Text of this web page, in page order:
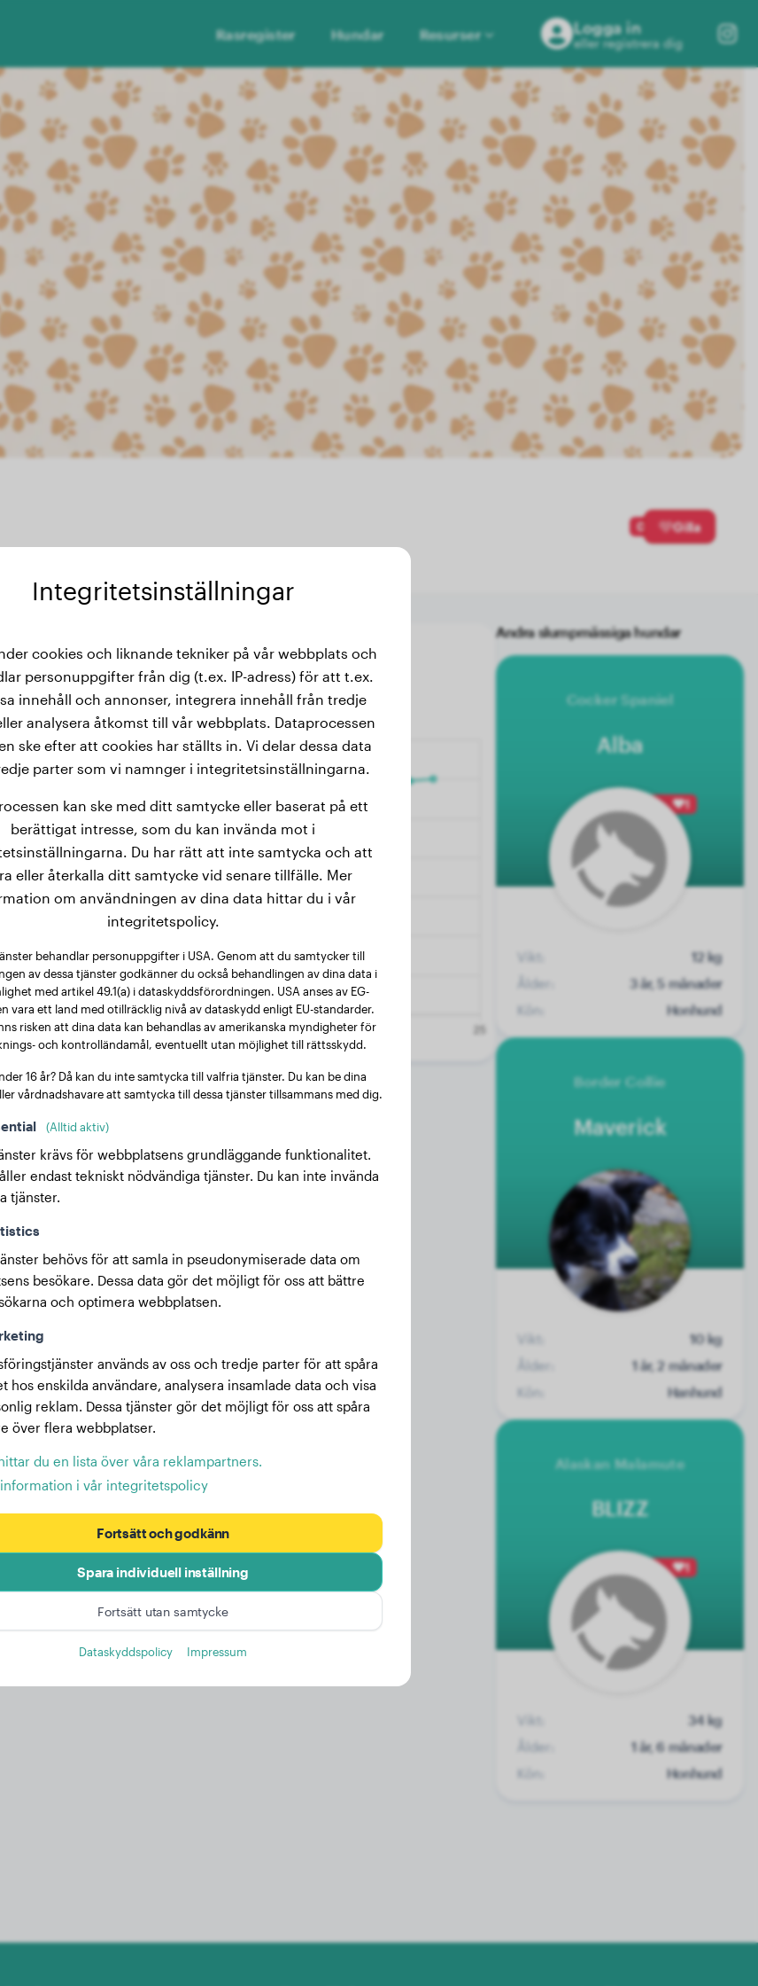
Rasregister Hundar Resurser Logga in
eller registrera dig
0 Gilla
Andra slumpmässiga hundar
Cocker Spaniel
Alba
1
Vikt:
12 kg
Ålder:
3 år, 5 månader
Kön:
Honhund
Border Collie
Maverick
Vikt:
10 kg
Ålder:
1 år, 2 månader
Kön:
Hanhund
Alaskan Malamute
BLIZZ
1
Vikt:
34 kg
Ålder:
1 år, 6 månader
Kön:
Honhund
Integritetsinställningar
cookies och liknande tekniker på vår webbplats och
personuppgifter från dig (t.ex. IP-adress) för att t.ex.
innehåll och annonser, integrera innehåll från tredje
analysera åtkomst till vår webbplats. Dataprocessen
ske efter att cookies har ställts in. Vi delar dessa data
parter som vi namnger i integritetsinställningarna.
kan ske med ditt samtycke eller baserat på ett
berättigat intresse, som du kan invända mot i
Du har rätt att inte samtycka och att
eller återkalla ditt samtycke vid senare tillfälle. Mer
om användningen av dina data hittar du i vår
integritetspolicy.
behandlar personuppgifter i USA. Genom att du samtycker till
av dessa tjänster godkänner du också behandlingen av dina data i
med artikel 49.1(a) i dataskyddsförordningen. USA anses av EG-
vara ett land med otillräcklig nivå av dataskydd enligt EU-standarder.
risken att dina data kan behandlas av amerikanska myndigheter för
och kontrolländamål, eventuellt utan möjlighet till rättsskydd.
16 år? Då kan du inte samtycka till valfria tjänster. Du kan be dina
vårdnadshavare att samtycka till dessa tjänster tillsammans med dig.
(Alltid aktiv)
krävs för webbplatsens grundläggande funktionalitet.
endast tekniskt nödvändiga tjänster. Du kan inte invända
tjänster.
behövs för att samla in pseudonymiserade data om
besökare. Dessa data gör det möjligt för oss att bättre
och optimera webbplatsen.
används av oss och tredje parter för att spåra
hos enskilda användare, analysera insamlade data och visa
reklam. Dessa tjänster gör det möjligt för oss att spåra
över flera webbplatser.
du en lista över våra reklampartners.
i vår integritetspolicy
Fortsätt och godkänn
Spara individuell inställning
Fortsätt utan samtycke
Dataskyddspolicy Impressum